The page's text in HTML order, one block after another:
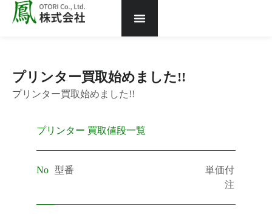
プリンター買取始めました!!
プリンター買取始めました!!
プリンター 買取値段一覧
No 型番 単価付
注